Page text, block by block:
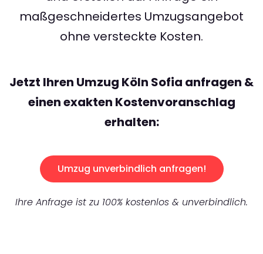
maßgeschneidertes Umzugsangebot
ohne versteckte Kosten.
Jetzt Ihren Umzug Köln Sofia anfragen &
einen exakten Kostenvoranschlag
erhalten:
Umzug unverbindlich anfragen!
Ihre Anfrage ist zu 100% kostenlos & unverbindlich.